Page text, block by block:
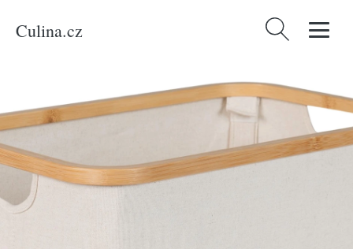
Culina.cz Vyhledávání